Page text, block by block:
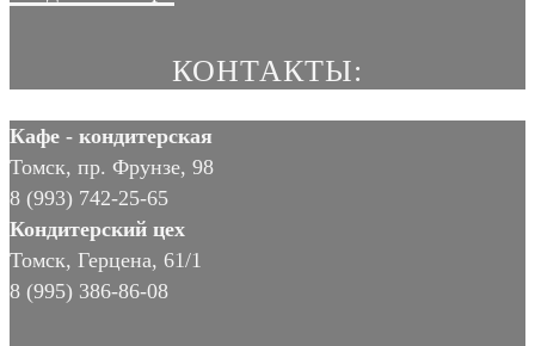
КОНТАКТЫ:
Кафе - кондитерская
Томск, пр. Фрунзе, 98
8 (993) 742-25-65
Кондитерский цех
Томск, Герцена, 61/1
8 (995) 386-86-08